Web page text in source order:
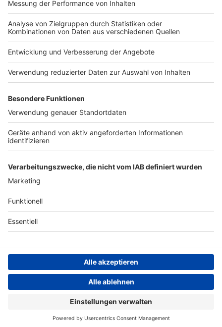
Nutzungsbedingungen
Jobs
Presse
Werben
Archiv
ANTENNE BAYERN GROUP
Stiftung ANTENNE BAYERN
hilft
Teilnahmebedingungen
Grounding Page ANTENNE
BAYERN
Kontakt
Studio-Hotline
Verkehrs-Hotline
Datenschutz­erklärung
einstellungen
Persönliche Datenkontrolle
ANTENNE BAYERN Live